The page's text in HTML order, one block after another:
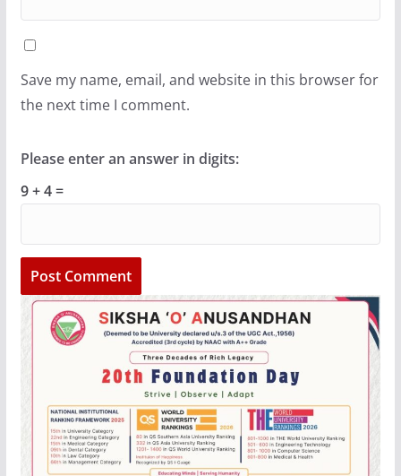
Save my name, email, and website in this browser for
the next time I comment.
Please enter an answer in digits:
9 + 4 =